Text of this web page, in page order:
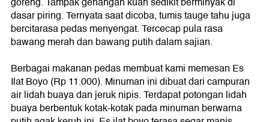
dasar piring. Ternyata saat dicoba, tumis tauge tahu juga
bercitarasa pedas menyengat. Tercecap pula rasa
bawang merah dan bawang putih dalam sajian.
Berbagai makanan pedas membuat kami memesan Es
Ilat Boyo (Rp 11.000). Minuman ini dibuat dari campuran
air lidah buaya dan jeruk nipis. Terdapat potongan lidah
buaya berbentuk kotak-kotak pada minuman berwarna